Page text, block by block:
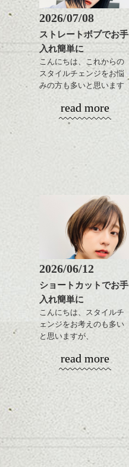
2026/07/08
ストレートボブでお手
入れ簡単に
こんにちは、これからの
スタイルチェンジをお悩
みの方も多いと思います
やっぱりボブでお手入れ
しやすいスタイルだと毎
で良いですよ。
も出しやすくていろいろ
おすすめですね。
前髪もやや重めにカット
してラインを強調するの
もこれからは良い感じで
す、
目元が引き締まった印象
に。
カラーリングとの組み合
わせで質感に変化をつけ
ながら楽しむ事ができる
read more
2026/06/12
ショートカットでお手
入れ簡単に
こんにちは、スタイルチ
ェンジをお考えのも多い
と思いますが、
演出したスタイルもこれ
からの季節とてもおすす
めですね。
前髪を軽めに調整し、フ
ェイスラインのデザイン
ですっきりした印象にな
るようカット。
バックを短めにカットし
read more